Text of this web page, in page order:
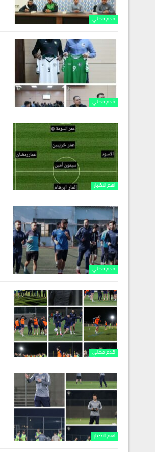
قدم محلي
قدم محلي
اهم الاخبار
قدم محلي
قدم محلي
اهم الاخبار